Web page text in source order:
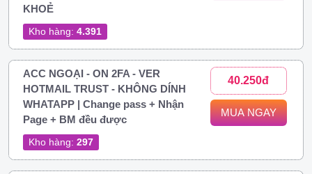
KHOẺ
Kho hàng: 4.391
ACC NGOẠI - ON 2FA - VER
HOTMAIL TRUST - KHÔNG DÍNH
WHATAPP | Change pass + Nhận
Page + BM đều được
Kho hàng: 297
40.250đ
MUA NGAY